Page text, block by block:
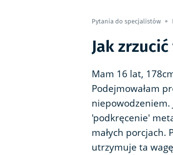
Pytania do specjalistów
Jak
Mam 16 lat,
Podejmowałam
niepowodzeniem.
'podkręcenie'
małych porcjach.
utrzymuje ta